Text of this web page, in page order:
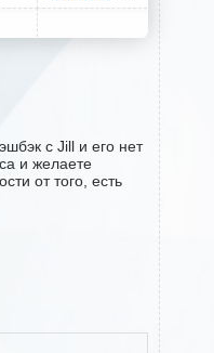
с Jill и его нет
и желаете
от того, есть